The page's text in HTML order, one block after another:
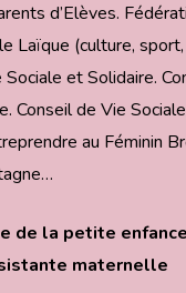
d’Elèves.
Laïque (culture,
Sociale et Solidaire.
Conseil de Vie
au Féminin
de la petite
maternelle